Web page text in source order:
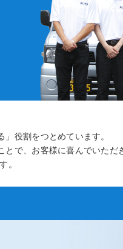
役割をつとめています。
で、お客様に喜んでいただ
。